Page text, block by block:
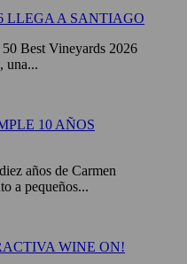
LLEGA A SANTIAGO
Best Vineyards 2026
una...
10 AÑOS
años de Carmen
a pequeños...
WINE ON!